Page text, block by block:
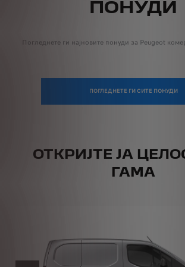
ПОНУДИ
Погледнете ги најновите понуди за Peugeot
ПОГЛЕДНЕТЕ ГИ СИТЕ ПОНУДИ
ОТКРИЈТЕ ЈА
ГАМА